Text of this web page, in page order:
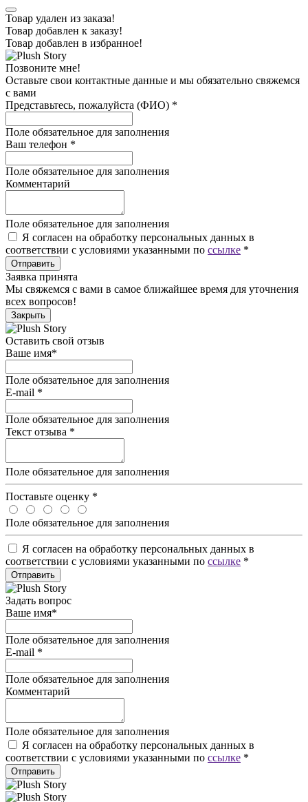
Товар удален из заказа!
Товар добавлен к заказу!
Товар добавлен в избранное!
Позвоните мне!
Оставьте свои контактные данные и мы обязательно свяжемся
с вами
Представьтесь, пожалуйста (ФИО) *
Поле обязательное для заполнения
Ваш телефон *
Поле обязательное для заполнения
Комментарий
Поле обязательное для заполнения
Я согласен на обработку персональных данных в
соответствии с условиями указанными по ссылке *
Отправить
Заявка принята
Мы свяжемся с вами в самое ближайшее время для уточнения
всех вопросов!
Закрыть
Оставить свой отзыв
Ваше имя*
Поле обязательное для заполнения
E-mail *
Поле обязательное для заполнения
Текст отзыва *
Поле обязательное для заполнения
Поставьте оценку *
Поле обязательное для заполнения
Я согласен на обработку персональных данных в
соответствии с условиями указанными по ссылке *
Отправить
Задать вопрос
Ваше имя*
Поле обязательное для заполнения
E-mail *
Поле обязательное для заполнения
Комментарий
Поле обязательное для заполнения
Я согласен на обработку персональных данных в
соответствии с условиями указанными по ссылке *
Отправить